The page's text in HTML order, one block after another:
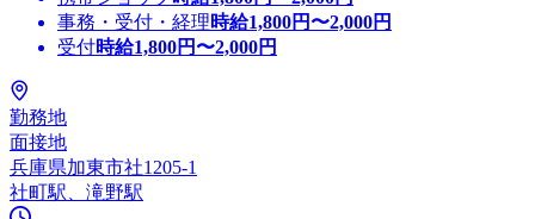
事務・受付・経理時給1,800円〜2,000円
受付時給1,800円〜2,000円
勤務地
面接地
兵庫県加東市社1205-1
社町駅、滝野駅